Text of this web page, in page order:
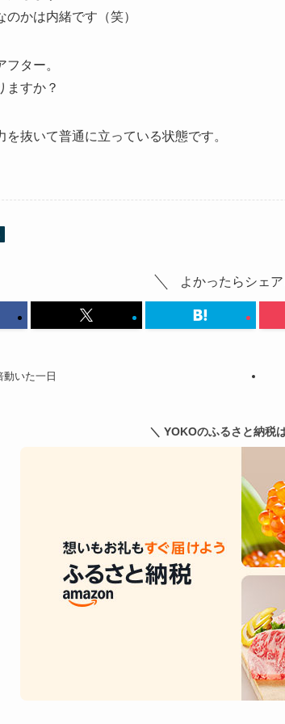
のかは内緒です（笑）
フター。
ますか？
を抜いて普通に立っている状態です。
よかったらシェア
動いた一日
＼ YOKOのふるさと納税